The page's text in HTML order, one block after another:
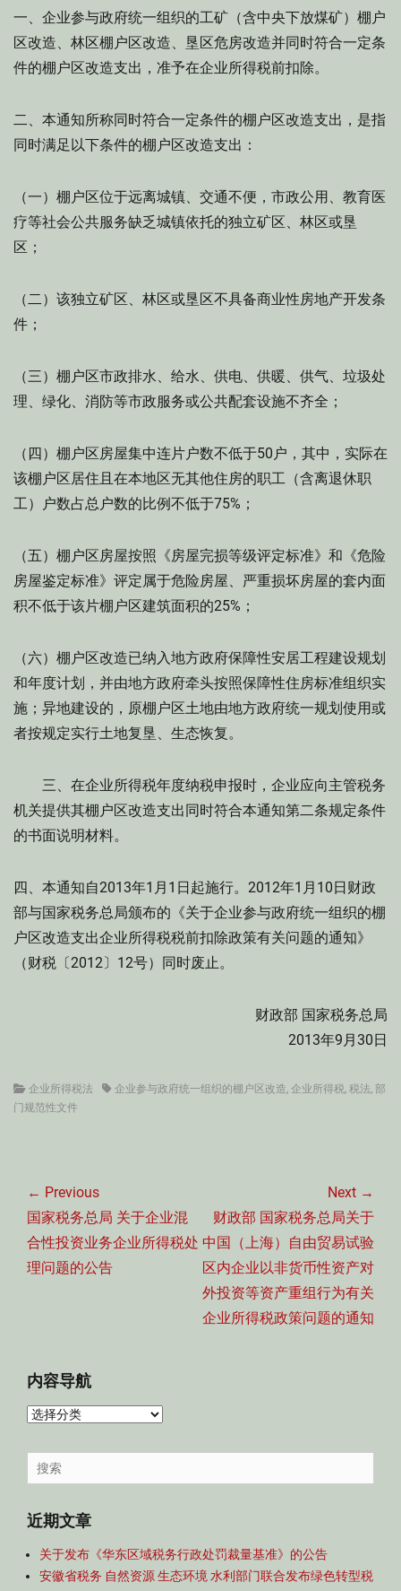
一、企业参与政府统一组织的工矿（含中央下放煤矿）棚户
区改造、林区棚户区改造、垦区危房改造并同时符合一定条
件的棚户区改造支出，准予在企业所得税前扣除。
二、本通知所称同时符合一定条件的棚户区改造支出，是指
同时满足以下条件的棚户区改造支出：
（一）棚户区位于远离城镇、交通不便，市政公用、教育医
疗等社会公共服务缺乏城镇依托的独立矿区、林区或垦
区；
（二）该独立矿区、林区或垦区不具备商业性房地产开发条
件；
（三）棚户区市政排水、给水、供电、供暖、供气、垃圾处
理、绿化、消防等市政服务或公共配套设施不齐全；
（四）棚户区房屋集中连片户数不低于50户，其中，实际在
该棚户区居住且在本地区无其他住房的职工（含离退休职
工）户数占总户数的比例不低于75%；
（五）棚户区房屋按照《房屋完损等级评定标准》和《危险
房屋鉴定标准》评定属于危险房屋、严重损坏房屋的套内面
积不低于该片棚户区建筑面积的25%；
（六）棚户区改造已纳入地方政府保障性安居工程建设规划
和年度计划，并由地方政府牵头按照保障性住房标准组织实
施；异地建设的，原棚户区土地由地方政府统一规划使用或
者按规定实行土地复垦、生态恢复。
三、在企业所得税年度纳税申报时，企业应向主管税务
机关提供其棚户区改造支出同时符合本通知第二条规定条件
的书面说明材料。
四、本通知自2013年1月1日起施行。2012年1月10日财政
部与国家税务总局颁布的《关于企业参与政府统一组织的棚
户区改造支出企业所得税税前扣除政策有关问题的通知》
（财税〔2012〕12号）同时废止。
财政部 国家税务总局
2013年9月30日
Categories
企业所得税法 Tags企业参与政府统一组织的棚户区改造, 企业所得税, 税法, 部
门规范性文件
章
导
航
← Previous
Previous
post:
国家税务总局 关于企业混
合性投资业务企业所得税处
理问题的公告
Next →
Next
post:
财政部 国家税务总局关于
中国（上海）自由贸易试验
区内企业以非货币性资产对
外投资等资产重组行为有关
企业所得税政策问题的通知
内容导航
内
导
航
Search
for:
近期文章
关于发布《华东区域税务行政处罚裁量基准》的公告
安徽省税务 自然资源 生态环境 水利部门联合发布绿色转型税